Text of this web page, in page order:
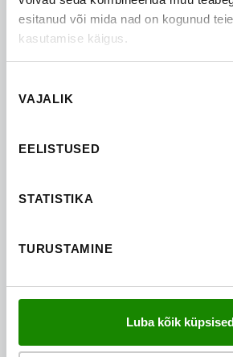
esitanud või mida nad on kogunud
kasutamise käigus.
valik
VAJALIK
EELISTUSED
STATISTIKA
TURUSTAMINE
Luba kõik
Tondi Kooli projekti ehituspartner